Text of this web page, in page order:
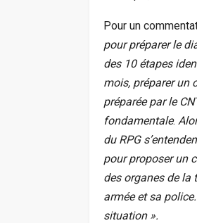
Pour un
pour préparer le
des 10 étapes
mois, préparer un
préparée par le
fondamentale.
du RPG
pour proposer un
des organes de la
armée et sa
situation ».